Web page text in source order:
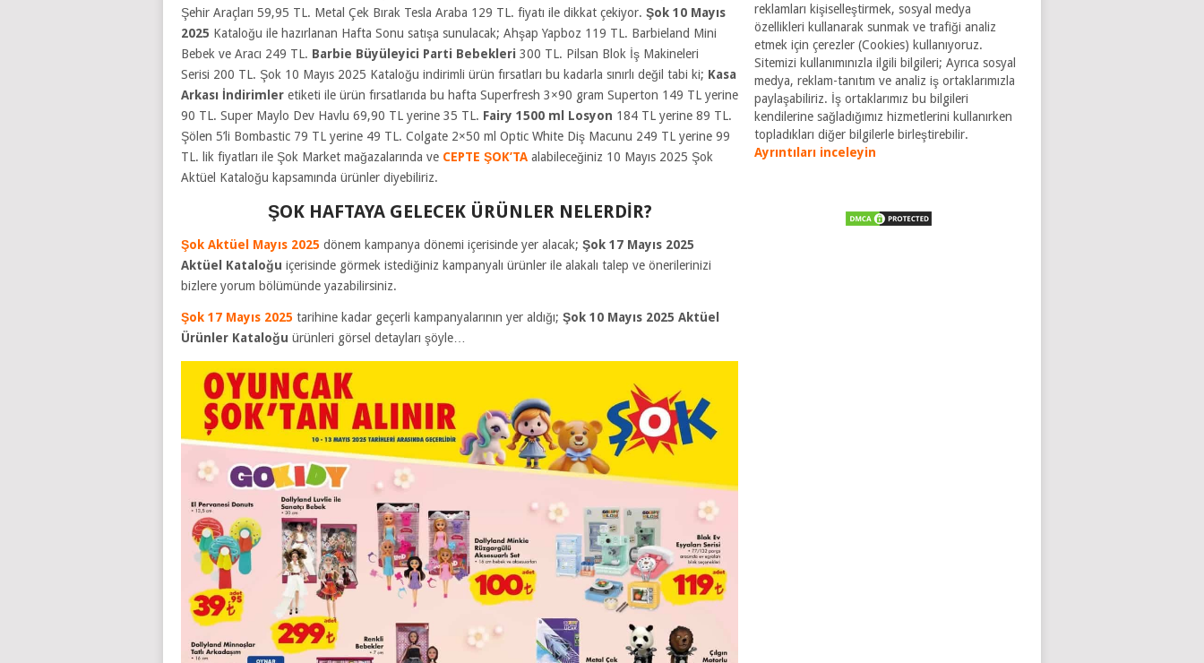
Şehir Araçları 59,95 TL. Metal Çek Bırak Tesla Araba 129 TL. fiyatı ile dikkat çekiyor. Şok 10 Mayıs
2025 Kataloğu ile hazırlanan Hafta Sonu satışa sunulacak; Ahşap Yapboz 119 TL. Barbieland Mini
Bebek ve Aracı 249 TL. Barbie Büyüleyici Parti Bebekleri 300 TL. Pilsan Blok İş Makineleri
Serisi 200 TL. Şok 10 Mayıs 2025 Kataloğu indirimli ürün fırsatları bu kadarla sınırlı değil tabi ki; Kasa
Arkası İndirimler etiketi ile ürün fırsatlarıda bu hafta Superfresh 3×90 gram Superton 149 TL yerine
90 TL. Super Maylo Dev Havlu 69,90 TL yerine 35 TL. Fairy 1500 ml Losyon 184 TL yerine 89 TL.
Şölen 5’li Bombastic 79 TL yerine 49 TL. Colgate 2×50 ml Optic White Diş Macunu 249 TL yerine 99
TL. lik fiyatları ile Şok Market mağazalarında ve CEPTE ŞOK’TA alabileceğiniz 10 Mayıs 2025 Şok
Aktüel Kataloğu kapsamında ürünler diyebiliriz.
ŞOK HAFTAYA GELECEK ÜRÜNLER NELERDİR?
Şok Aktüel Mayıs 2025 dönem kampanya dönemi içerisinde yer alacak; Şok 17 Mayıs 2025
Aktüel Kataloğu içerisinde görmek istediğiniz kampanyalı ürünler ile alakalı talep ve önerilerinizi
bizlere yorum bölümünde yazabilirsiniz.
Şok 17 Mayıs 2025 tarihine kadar geçerli kampanyalarının yer aldığı; Şok 10 Mayıs 2025 Aktüel
Ürünler Kataloğu ürünleri görsel detayları şöyle…
reklamları kişiselleştirmek, sosyal medya
özellikleri kullanarak sunmak ve trafiği analiz
etmek için çerezler (Cookies) kullanıyoruz.
Sitemizi kullanımınızla ilgili bilgileri; Ayrıca sosyal
medya, reklam-tanıtım ve analiz iş ortaklarımızla
paylaşabiliriz. İş ortaklarımız bu bilgileri
kendilerine sağladığımız hizmetlerini kullanırken
topladıkları diğer bilgilerle birleştirebilir.
Ayrıntıları inceleyin